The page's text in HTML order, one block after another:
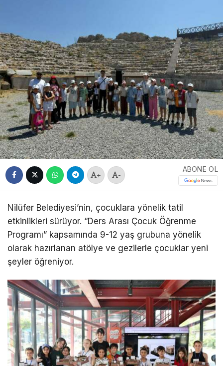
+ -
ABONE OL
Nilüfer Belediyesi’nin, çocuklara yönelik tatil
etkinlikleri sürüyor. “Ders Arası Çocuk Öğrenme
Programı” kapsamında 9-12 yaş grubuna yönelik
olarak hazırlanan atölye ve gezilerle çocuklar yeni
şeyler öğreniyor.